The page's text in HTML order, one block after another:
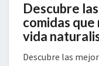
Descubre
comidas
vida
Descubre las